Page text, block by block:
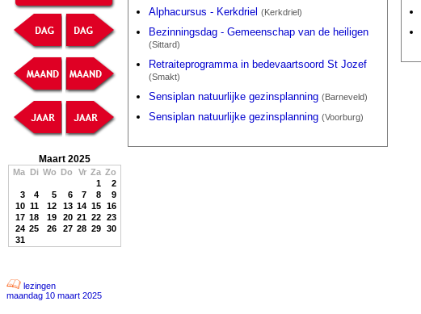
Maart 2025
Ma Di Wo Do Vr Za Zo
1
2
3
4 5 6 7 8
9
10 11 12 13 14 15 16
17 18 19 20 21 22 23
24 25 26 27 28 29 30
31
lezingen
maandag 10 maart 2025
Alphacursus - Kerkdriel (Kerkdriel)
Bezinningsdag - Gemeenschap van de heiligen
(Sittard)
Retraiteprogramma in bedevaartsoord St Jozef
(Smakt)
Sensiplan natuurlijke gezinsplanning (Barneveld)
Sensiplan natuurlijke gezinsplanning (Voorburg)